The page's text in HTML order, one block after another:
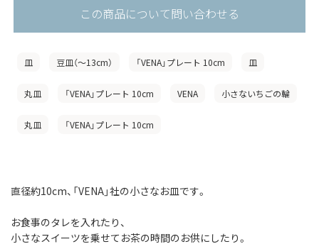
この商品について問い合わせる
皿 豆皿（〜13cm） 「VENA」プレート 10cm 皿
丸皿 「VENA」プレート 10cm VENA 小さないちごの輪
丸皿 「VENA」プレート 10cm
直径約10cm、「VENA」社の小さなお皿です。
お食事のタレを入れたり、
小さなスイーツを乗せてお茶の時間のお供にしたり。